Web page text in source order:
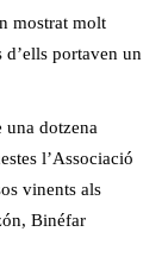
mostrat molt
d’ells portaven un
una dotzena
l’Associació
vinents als
, Binéfar